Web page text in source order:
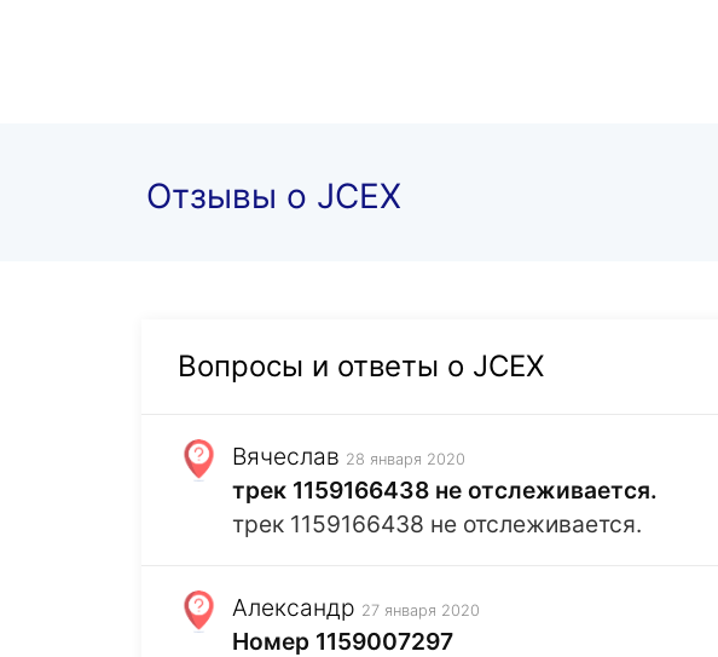
Отзывы о JCEX
Вопросы и ответы о JCEX
Вячеслав 28 января 2020
трек 1159166438 не отслеживается.
трек 1159166438 не отслеживается.
Александр 27 января 2020
Номер 1159007297